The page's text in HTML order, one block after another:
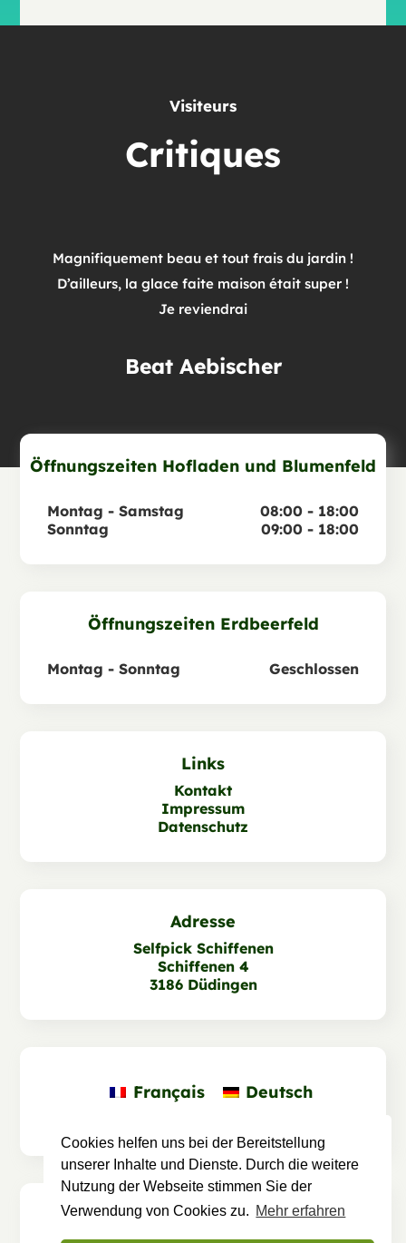
Cookies helfen uns bei der Bereitstellung
unserer Inhalte und Dienste. Durch die weitere
Nutzung der Webseite stimmen Sie der
Verwendung von Cookies zu. Mehr erfahren
Visiteurs
Critiques
Magnifiquement beau et tout frais du jardin !
D’ailleurs, la glace faite maison était super !
Je reviendrai
Beat Aebischer
Öffnungszeiten Hofladen und Blumenfeld
Montag - Samstag
08:00 - 18:00
Sonntag
09:00 - 18:00
Öffnungszeiten Erdbeerfeld
Montag - Sonntag Geschlossen
Links
Kontakt
Impressum
Datenschutz
Adresse
Selfpick Schiffenen
Schiffenen 4
3186 Düdingen
Français Deutsch
Designed and Developed bymyls